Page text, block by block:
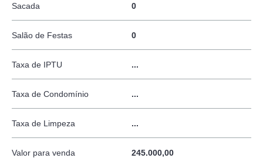
Sacada 0
Salão de Festas 0
Taxa de IPTU ...
Taxa de Condomínio ...
Taxa de Limpeza ...
Valor para venda 245.000,00